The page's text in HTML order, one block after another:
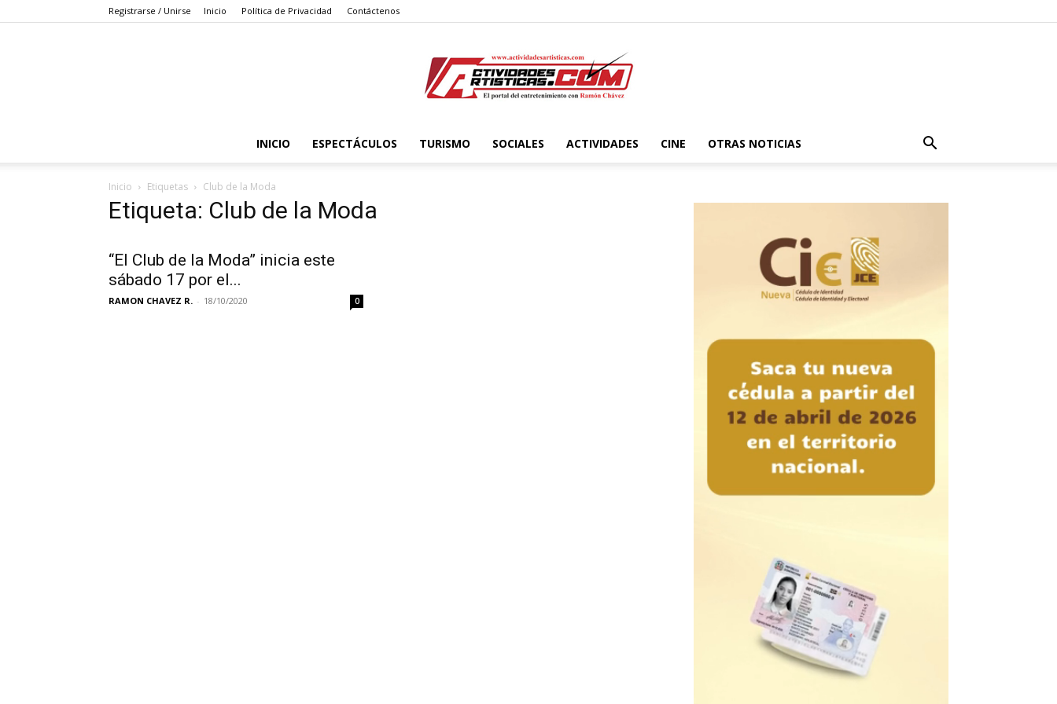
Registrarse / Unirse Inicio Política de Privacidad Contáctenos
Actividadesartisticas.com
INICIO ESPECTÁCULOS TURISMO SOCIALES ACTIVIDADES CINE OTRAS NOTICIAS
Inicio Etiquetas Club de la Moda
Etiqueta: Club de la Moda
“El Club de la Moda” inicia este
sábado 17 por el...
RAMON CHAVEZ R. - 18/10/2020 0